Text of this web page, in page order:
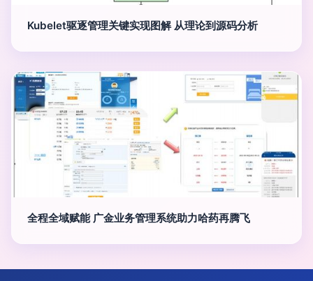
Kubelet驱逐管理关键实现图解 从理论到源码分析
全程全域赋能 广金业务管理系统助力哈药再腾飞